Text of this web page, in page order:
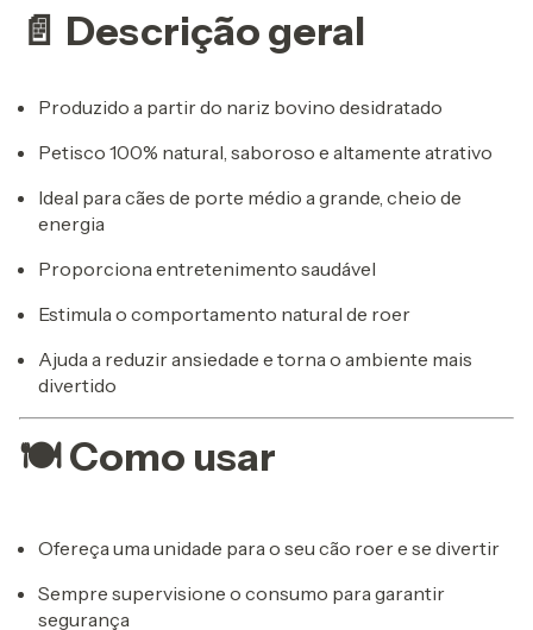
📄 Descrição geral
Produzido a partir do nariz bovino desidratado
Petisco 100% natural, saboroso e altamente atrativo
Ideal para cães de porte médio a grande, cheio de
energia
Proporciona entretenimento saudável
Estimula o comportamento natural de roer
Ajuda a reduzir ansiedade e torna o ambiente mais
divertido
🍽️ Como usar
Ofereça uma unidade para o seu cão roer e se divertir
Sempre supervisione o consumo para garantir
segurança